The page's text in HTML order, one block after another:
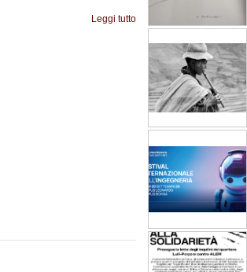
Leggi tutto